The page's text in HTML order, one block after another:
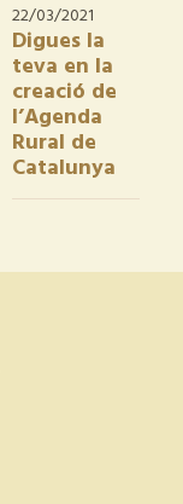
22/03/2021
Digues la
teva en la
creació de
l’Agenda
Rural de
Catalunya